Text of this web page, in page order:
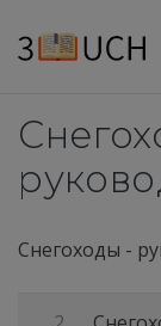
Снегоходы -